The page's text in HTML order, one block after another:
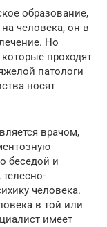
образование,
человека, он в
Но
проходят
патологи
носят
врачом,
беседой и
телесно-
человека.
в той или
имеет